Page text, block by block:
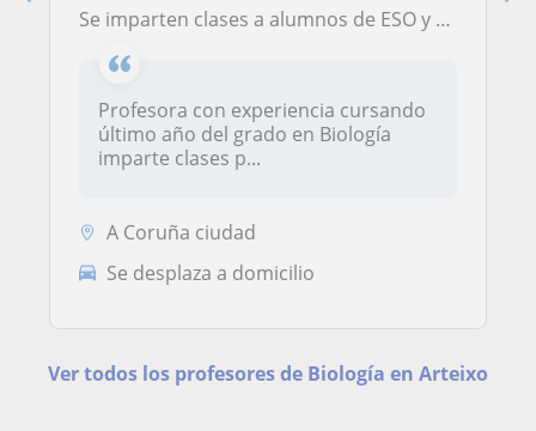
Se imparten clases a alumnos de ESO y bachillerato
Profesora con experiencia cursando
último año del grado en Biología
imparte clases p...
A Coruña ciudad
Se desplaza a domicilio
Ver todos los profesores de Biología en Arteixo